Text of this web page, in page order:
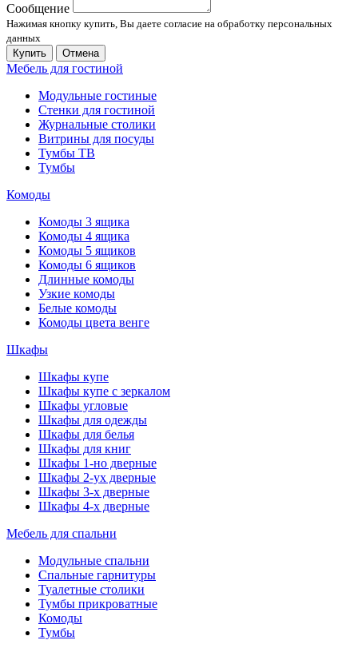
Сообщение
Нажимая кнопку купить, Вы даете согласие на обработку персональных
данных
Купить
Отмена
Мебель для гостиной
Модульные гостиные
Стенки для гостиной
Журнальные столики
Витрины для посуды
Тумбы ТВ
Тумбы
Комоды
Комоды 3 ящика
Комоды 4 ящика
Комоды 5 ящиков
Комоды 6 ящиков
Длинные комоды
Узкие комоды
Белые комоды
Комоды цвета венге
Шкафы
Шкафы купе
Шкафы купе с зеркалом
Шкафы угловые
Шкафы для одежды
Шкафы для белья
Шкафы для книг
Шкафы 1-но дверные
Шкафы 2-ух дверные
Шкафы 3-х дверные
Шкафы 4-х дверные
Мебель для спальни
Модульные спальни
Спальные гарнитуры
Туалетные столики
Тумбы прикроватные
Комоды
Тумбы